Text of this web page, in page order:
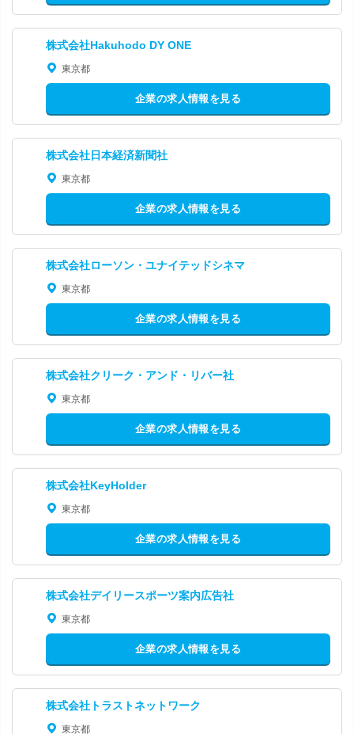
株式会社Hakuhodo DY ONE
東京都
企業の求人情報を見る
株式会社日本経済新聞社
東京都
企業の求人情報を見る
株式会社ローソン・ユナイテッドシネマ
東京都
企業の求人情報を見る
株式会社クリーク・アンド・リバー社
東京都
企業の求人情報を見る
株式会社KeyHolder
東京都
企業の求人情報を見る
株式会社デイリースポーツ案内広告社
東京都
企業の求人情報を見る
株式会社トラストネットワーク
東京都